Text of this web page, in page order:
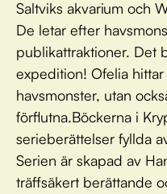
Saltviks akvarium och
De letar efter
publikattraktioner. Det
expedition! Ofelia
havsmonster, utan
förflutna.Böckerna i
serieberättelser fyllda
Serien är skapad av
träffsäkert berättande